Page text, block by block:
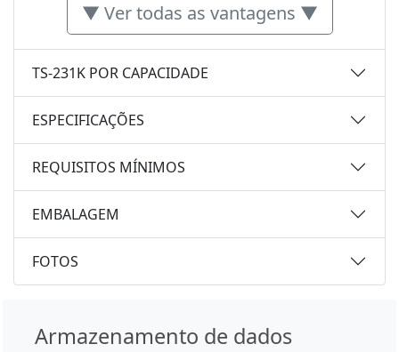
▼ Ver todas as vantagens ▼
TS-231K POR CAPACIDADE
ESPECIFICAÇÕES
REQUISITOS MÍNIMOS
EMBALAGEM
FOTOS
Armazenamento de dados